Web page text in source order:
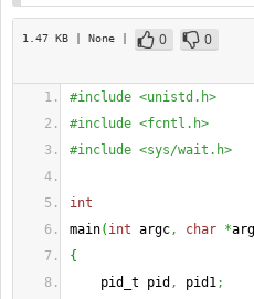
1.47 KB | None | 0
0
#include <unistd.h>
#include <fcntl.h>
#include <sys/wait.h>
int
main( int argc, char *
{
pid_t pid , pid1;